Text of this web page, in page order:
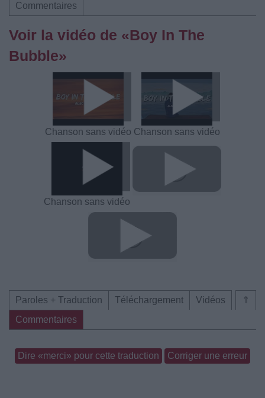
Commentaires
Voir la vidéo de «Boy In The
Bubble»
Chanson sans vidéo Chanson sans vidéo
Chanson sans vidéo
⇑
Paroles + Traduction Téléchargement
Vidéos
Commentaires
Dire «merci» pour cette traduction Corriger une erreur